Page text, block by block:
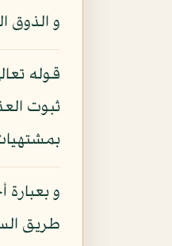
و الذوق
قوله
ثبوت
و
طريق